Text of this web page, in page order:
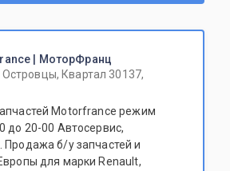
| МоторФранц
Квартал 30137,
Motorfrance режим
до 20-00 Автосервис,
Продажа б/у запчастей и
для марки Renault,